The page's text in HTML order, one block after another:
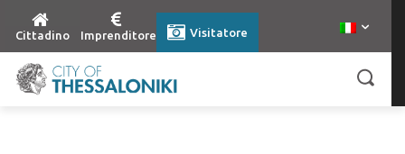
Cittadino Imprenditore Visitatore